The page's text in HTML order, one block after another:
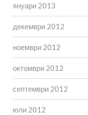
януари 2013
декември 2012
ноември 2012
октомври 2012
септември 2012
юли 2012